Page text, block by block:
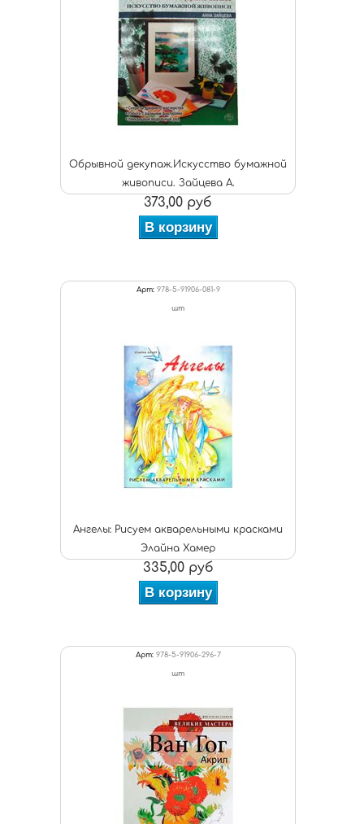
Обрывной декупаж.Искусство бумажной
живописи. Зайцева А.
373,00 руб
В корзину
Арт: 978-5-91906-081-9
шт
Ангелы: Рисуем акварельными красками
Элайна Хамер
335,00 руб
В корзину
Арт: 978-5-91906-296-7
шт